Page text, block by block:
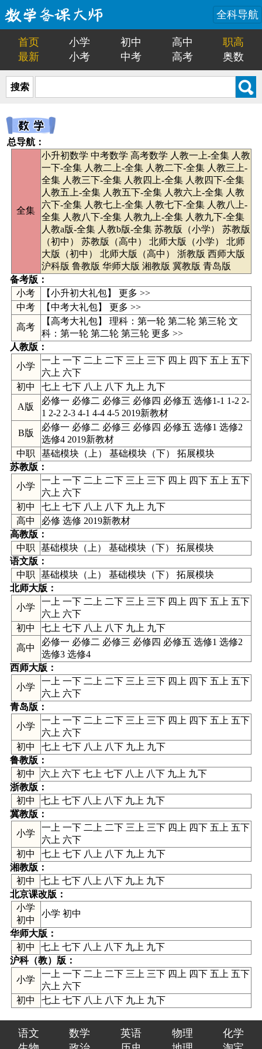
全科导航
首页 小学 初中 高中
职高
最新
小考 中考 高考 奥数
搜索
总导航：
全集
小升初数学 中考数学 高考数学 人教一上-全集 人教
一下-全集 人教二上-全集 人教二下-全集 人教三上-
全集 人教三下-全集 人教四上-全集 人教四下-全集
人教五上-全集 人教五下-全集 人教六上-全集 人教
六下-全集 人教七上-全集 人教七下-全集 人教八上-
全集 人教八下-全集 人教九上-全集 人教九下-全集
人教a版-全集 人教b版-全集 苏教版（小学）
苏教版
（初中）
苏教版（高中） 北师大版（小学）
北师
大版（初中）
北师大版（高中） 浙教版 西师大版
沪科版 鲁教版 华师大版 湘教版 冀教版 青岛版
备考版：
小考
【小升初大礼包】 更多 >>
中考
【中考大礼包】 更多 >>
高考
【高考大礼包】 理科： 第一轮 第二轮 第三轮文
科： 第一轮 第二轮 第三轮 更多 >>
人教版 ：
小学
一上 一下 二上 二下 三上 三下 四上 四下 五上 五下
六上 六下
初中
七上 七下 八上 八下 九上 九下
A版
必修一 必修二 必修三 必修四 必修五 选修1-1 1-2 2-
1 2-2 2-3 4-1 4-4 4-5 2019新教材
B版
必修一 必修二 必修三 必修四 必修五 选修1 选修2
选修4 2019新教材
中职
基础模块（上） 基础模块（下） 拓展模块
苏教版 ：
小学
一上 一下 二上 二下 三上 三下 四上 四下 五上 五下
六上 六下
初中
七上 七下 八上 八下 九上 九下
高中
必修 选修 2019新教材
高教版 ：
中职
基础模块（上） 基础模块（下） 拓展模块
语文版 ：
中职
基础模块（上） 基础模块（下） 拓展模块
北师大版 ：
小学
一上 一下 二上 二下 三上 三下 四上 四下 五上 五下
六上 六下
初中
七上 七下 八上 八下 九上 九下
高中
必修一 必修二 必修三 必修四 必修五 选修1 选修2
选修3 选修4
西师大版 ：
小学
一上 一下 二上 二下 三上 三下 四上 四下 五上 五下
六上 六下
青岛版 ：
小学
一上 一下 二上 二下 三上 三下 四上 四下 五上 五下
六上 六下
初中
七上 七下 八上 八下 九上 九下
鲁教版 ：
初中
六上 六下 七上 七下 八上 八下 九上 九下
浙教版 ：
初中
七上 七下 八上 八下 九上 九下
冀教版 ：
小学
一上 一下 二上 二下 三上 三下 四上 四下 五上 五下
六上 六下
初中
七上 七下 八上 八下 九上 九下
湘教版 ：
初中
七上 七下 八上 八下 九上 九下
北京课改版 ：
小学
初中
小学 初中
华师大版 ：
初中
七上 七下 八上 八下 九上 九下
沪科（教）版 ：
小学
一上 一下 二上 二下 三上 三下 四上 四下 五上 五下
六上 六下
初中
七上 七下 八上 八下 九上 九下
语文 数学 英语 物理
化学